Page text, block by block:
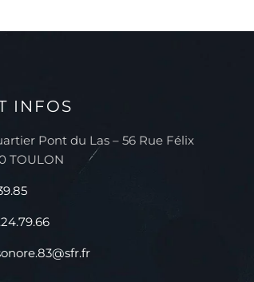
INFOS
Pont du Las – 56 Rue Félix
TOULON